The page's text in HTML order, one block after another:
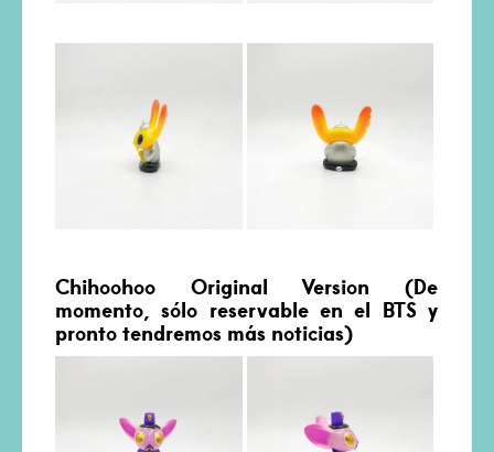
Chihoohoo Original Version (De
momento, sólo reservable en el BTS y
pronto tendremos más noticias)